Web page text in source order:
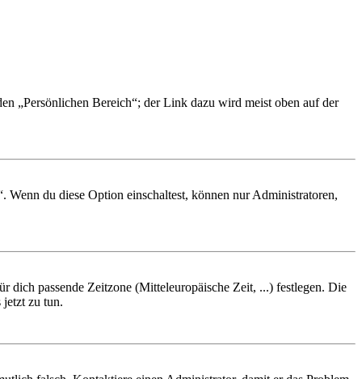
„Persönlichen Bereich“; der Link dazu wird meist oben auf der
du diese Option einschaltest, können nur Administratoren,
dich passende Zeitzone (Mitteleuropäische Zeit, ...) festlegen. Die
jetzt zu tun.